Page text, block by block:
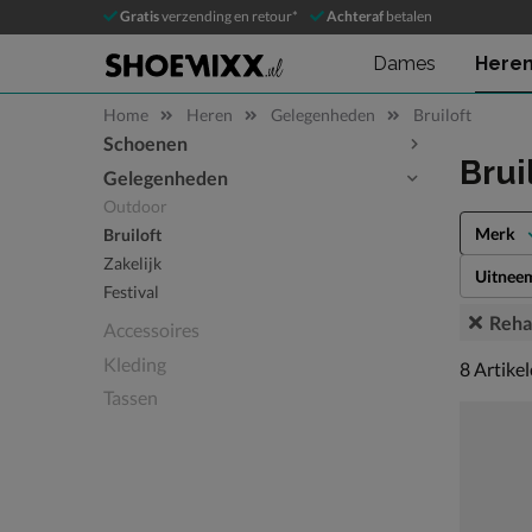
Gratisverzending en retour* Achteraf betalen
Dames Heren
Home Heren Gelegenheden Bruiloft
Sla categorieën over
Schoenen
Gelegenheden
Outdoor
Bruiloft
Zakelijk
Festival
Accessoires
Kleding
Tassen
Merk
8
8